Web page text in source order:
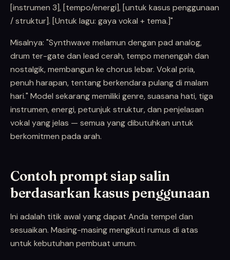
[instrumen 3], [tempo/energi], [untuk kasus penggunaan
/ struktur]. [Untuk lagu: gaya vokal + tema.]"
Misalnya: "Synthwave melamun dengan pad analog,
drum ter-gate dan lead cerah, tempo menengah dan
nostalgik, membangun ke chorus lebar. Vokal pria,
penuh harapan, tentang berkendara pulang di malam
hari." Model sekarang memiliki genre, suasana hati, tiga
instrumen, energi, petunjuk struktur, dan penjelasan
vokal yang jelas — semua yang dibutuhkan untuk
berkomitmen pada arah.
Contoh prompt siap salin
berdasarkan kasus penggunaan
Ini adalah titik awal yang dapat Anda tempel dan
sesuaikan. Masing-masing mengikuti rumus di atas
untuk kebutuhan pembuat umum.